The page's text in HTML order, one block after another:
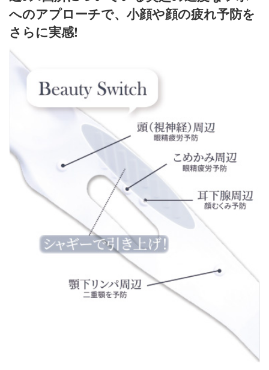
へのアプローチで、小顔や顔の疲れ予防を
さらに実感!